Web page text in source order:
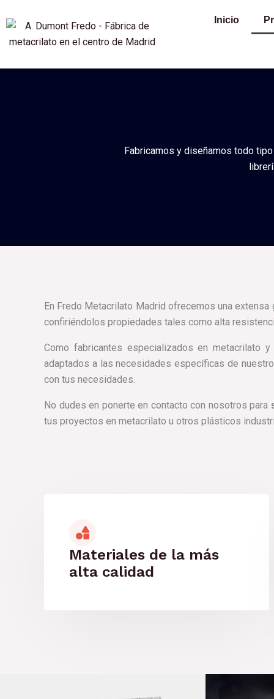
contenido
Inicio
Fabricamos y diseñamos todo
En Fredo Metacrilato Madrid ofrecemos una
confiriéndolos propiedades tales como alta
Como fabricantes especializados en metacrilato
adaptados a las necesidades específicas de
con tus necesidades.
No dudes en ponerte en contacto con nosotros para
tus proyectos en metacrilato u otros plásticos
Materiales de la más
alta calidad